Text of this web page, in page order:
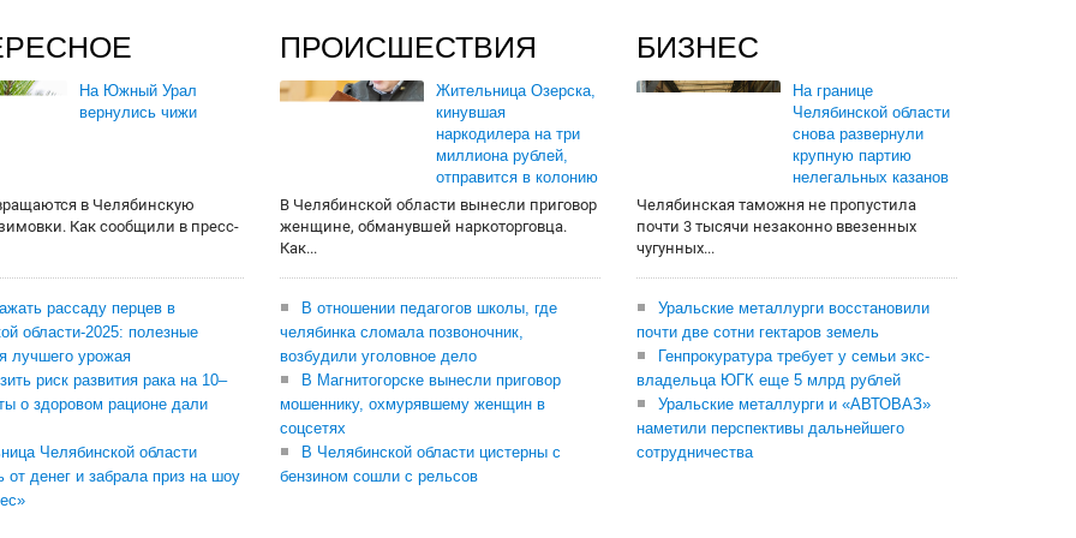
На Южный Урал
вернулись чижи
в Челябинскую
Как сообщили в пресс-
рассаду перцев в
области-2025: полезные
лучшего урожая
риск развития рака на 10–
о здоровом рационе дали
Челябинской области
от денег и забрала приз на шоу
ПРОИСШЕСТВИЯ
Жительница Озерска,
кинувшая
наркодилера на три
миллиона рублей,
отправится в колонию
В Челябинской области вынесли приговор
женщине, обманувшей наркоторговца.
Как...
В отношении педагогов школы, где
челябинка сломала позвоночник,
возбудили уголовное дело
В Магнитогорске вынесли приговор
мошеннику, охмурявшему женщин в
соцсетях
В Челябинской области цистерны с
бензином сошли с рельсов
БИЗНЕС
На границе
Челябинской области
снова развернули
крупную партию
нелегальных казанов
Челябинская таможня не пропустила
почти 3 тысячи незаконно ввезенных
чугунных...
Уральские металлурги восстановили
почти две сотни гектаров земель
Генпрокуратура требует у семьи экс-
владельца ЮГК еще 5 млрд рублей
Уральские металлурги и «АВТОВАЗ»
наметили перспективы дальнейшего
сотрудничества